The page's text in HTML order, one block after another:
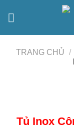
TRANG CHỦ /
Tủ Inox